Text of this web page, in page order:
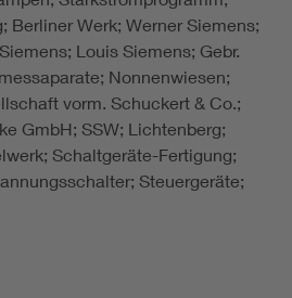
Berliner Werk; Werner Siemens;
Louis Siemens; Gebr.
Nonnenwiesen;
vorm. Schuckert & Co.;
GmbH; SSW; Lichtenberg;
Schaltgeräte-Fertigung;
Steuergeräte;